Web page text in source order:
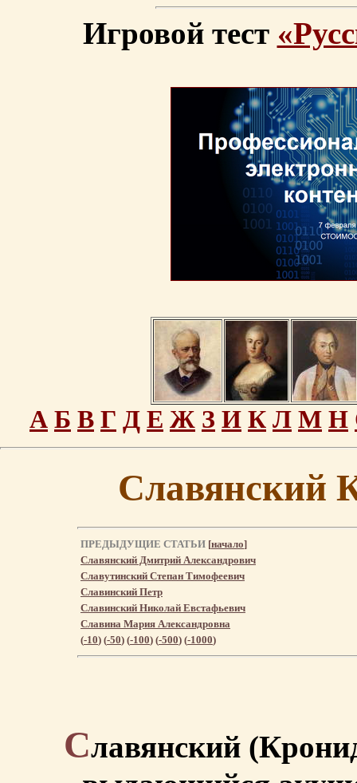
Игровой тест
А Б В Г Д Е Ж З И К Л М Н
Славянский
ПРЕДЫДУЩИЕ СТАТЬИ [начало]
Славянский Дмитрий Александрович
Славутинский Степан Тимофеевич
Славинский Петр
Славинский Николай Евстафьевич
Славина Мария Александровна
(-10) (-50) (-100) (-500) (-1000)
Славянский